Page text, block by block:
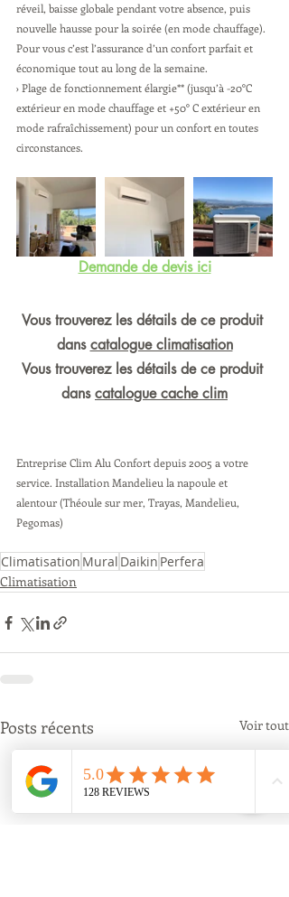
réveil, baisse globale pendant votre absence, puis
nouvelle hausse pour la soirée (en mode chauffage).
Pour vous c’est l’assurance d’un confort parfait et
économique tout au long de la semaine.
› Plage de fonctionnement élargie** (jusqu’à -20°C
extérieur en mode chauffage et +50° C extérieur en
mode rafraîchissement) pour un confort en toutes
circonstances.
Demande de devis ici
Vous trouverez les détails de ce produit
dans catalogue climatisation
Vous trouverez les détails de ce produit
dans catalogue cache clim
Entreprise Clim Alu Confort depuis 2005 a votre
service. Installation Mandelieu la napoule et
alentour (Théoule sur mer, Trayas, Mandelieu,
Pegomas)
Climatisation Mural Daikin Perfera
Climatisation
Posts récents Voir tout